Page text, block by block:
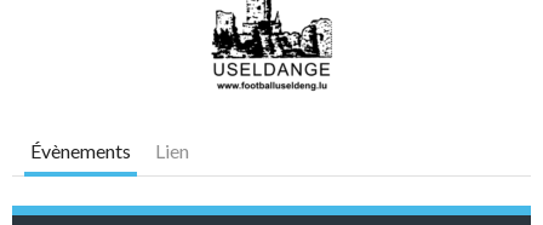
Évènements Lien